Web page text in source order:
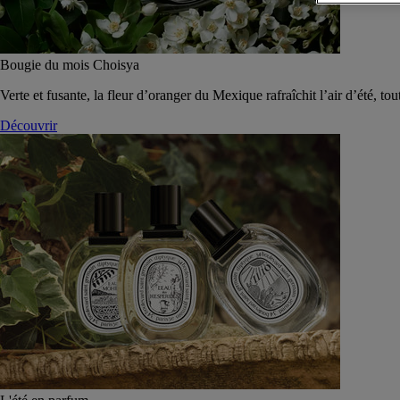
Bougie du mois Choisya
Verte et fusante, la fleur d’oranger du Mexique rafraîchit l’air d’été,
Découvrir